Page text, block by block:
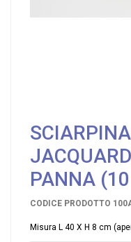
PANNA
CODICE PRODOTTO
Misura L 40 X H 8 cm